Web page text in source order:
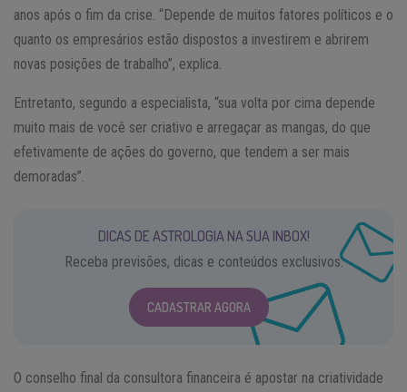
anos após o fim da crise. “Depende de muitos fatores políticos e o
quanto os empresários estão dispostos a investirem e abrirem
novas posições de trabalho”, explica.
Entretanto, segundo a especialista, “sua volta por cima depende
muito mais de você ser criativo e arregaçar as mangas, do que
efetivamente de ações do governo, que tendem a ser mais
demoradas”.
DICAS DE ASTROLOGIA NA SUA INBOX!
Receba previsões, dicas e conteúdos exclusivos.
CADASTRAR AGORA
O conselho final da consultora financeira é apostar na criatividade